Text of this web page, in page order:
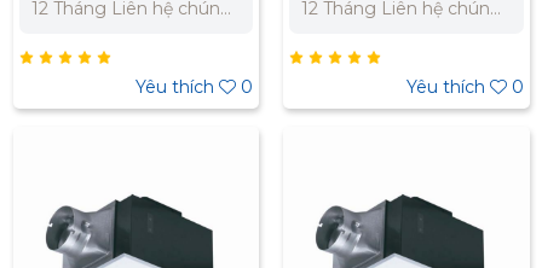
12 Tháng Liên hệ chúng
nhất cho dự án. Miền
Bắc : 0989 310 979 -
0973 106 269 Miền Nam:
Yêu thích 0
12 Tháng Liên hệ chúng
nhất cho dự án. Miền
Bắc : 0989 310 979 -
0973 106 269 Miền Nam:
Yêu thích 0